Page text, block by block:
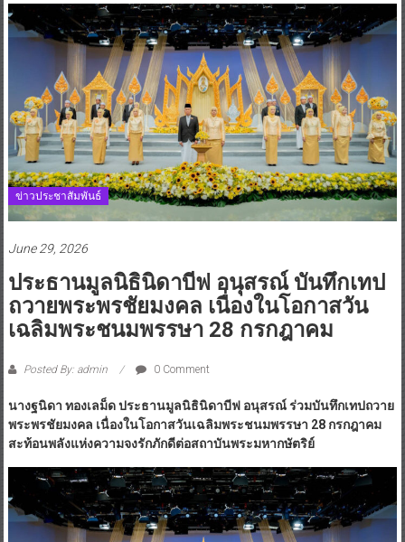
ข่าวประชาสัมพันธ์
June 29, 2026
ประธานมูลนิธินิดาบีฟ อนุสรณ์ บันทึกเทป
ถวายพระพรชัยมงคล เนื่องในโอกาสวัน
เฉลิมพระชนมพรรษา 28 กรกฎาคม
Posted By: admin 0 Comment
นางฐนิดา ทองเลม็ด ประธานมูลนิธินิดาบีฟ อนุสรณ์ ร่วมบันทึกเทปถวาย
พระพรชัยมงคล เนื่องในโอกาสวันเฉลิมพระชนมพรรษา 28 กรกฎาคม
สะท้อนพลังแห่งความจงรักภักดีต่อสถาบันพระมหากษัตริย์